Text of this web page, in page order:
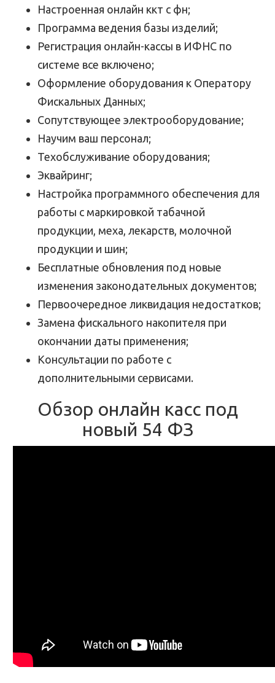
Настроенная онлайн ккт с фн;
Программа ведения базы изделий;
Регистрация онлайн-кассы в ИФНС по
системе все включено;
Оформление оборудования к Оператору
Фискальных Данных;
Сопутствующее электрооборудование;
Научим ваш персонал;
Техобслуживание оборудования;
Эквайринг;
Настройка программного обеспечения для
работы с маркировкой табачной
продукции, меха, лекарств, молочной
продукции и шин;
Бесплатные обновления под новые
изменения законодательных документов;
Первоочередное ликвидация недостатков;
Замена фискального накопителя при
окончании даты применения;
Консультации по работе с
дополнительными сервисами.
Обзор онлайн касс под
новый 54 ФЗ